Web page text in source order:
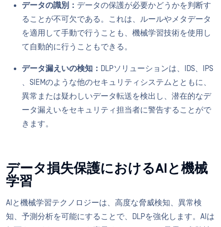
データの識別： データの保護が必要かどうかを判断す
ることが不可欠である。これは、ルールやメタデータ
を適用して手動で行うことも、機械学習技術を使用し
て自動的に行うこともできる。
データ漏えいの検知： DLPソリューションは、IDS、IPS
、SIEMのような他のセキュリティシステムとともに、
異常または疑わしいデータ転送を検出し、潜在的なデ
ータ漏えいをセキュリティ担当者に警告することがで
きます。
データ損失保護におけるAIと機械
学習
AIと機械学習テクノロジーは、高度な脅威検知、異常検
知、予測分析を可能にすることで、DLPを強化します。AIは